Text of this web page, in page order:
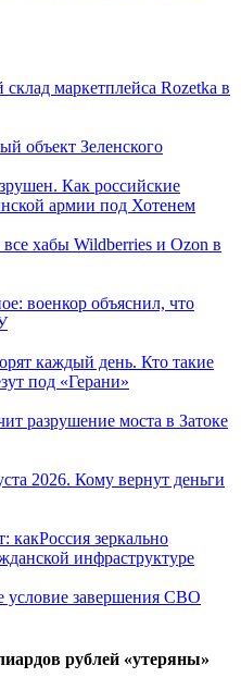
маркетплейса Rozetka в
объект Зеленского
Как российские
армии под Хотенем
хабы Wildberries и Ozon в
военкор объяснил, что
каждый день. Кто такие
под «Герани»
разрушение моста в Затоке
2026. Кому вернут деньги
какРоссия зеркально
инфраструктуре
условие завершения СВО
рублей «утеряны»